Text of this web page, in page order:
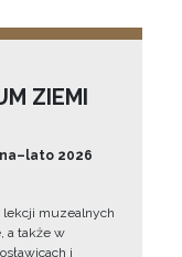
ZIEMI
2026
lekcji muzealnych
a także w
i